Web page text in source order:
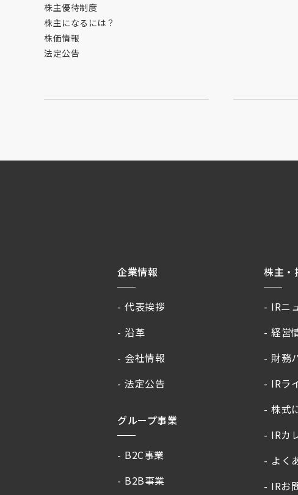
株主優待制度
株主になるには？
株価情報
法定公告
企業情報
代表挨拶
沿革
会社情報
法定公告
グループ事業
B2C事業
B2B事業
株主・
IRニ
経営
財務
IRラ
株式
IRカ
よく
IRお